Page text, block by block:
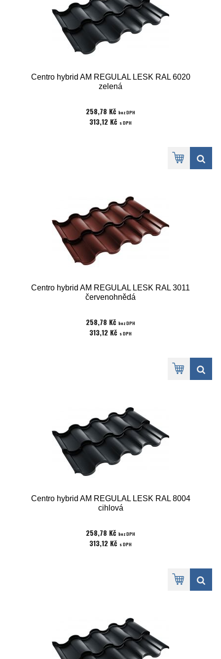
Centro hybrid AM REGULAL LESK RAL 6020
zelená
258,78 Kč bez DPH
313,12 Kč s DPH
Centro hybrid AM REGULAL LESK RAL 3011
červenohnědá
258,78 Kč bez DPH
313,12 Kč s DPH
Centro hybrid AM REGULAL LESK RAL 8004
cihlová
258,78 Kč bez DPH
313,12 Kč s DPH